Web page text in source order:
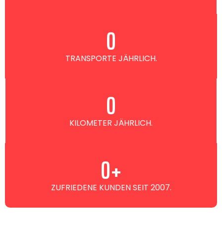
TRANSPORTE JÄHRLICH.
0
KILOMETER JÄHRLICH.
0
ZUFRIEDENE KUNDEN SEIT 2007.
0+